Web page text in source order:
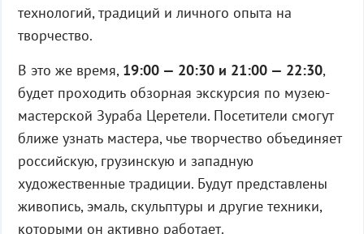
технологий, традиций и личного опыта на
творчество.
В это же время, 19:00 — 20:30 и 21:00 — 22:30,
будет проходить обзорная экскурсия по музею-
мастерской Зураба Церетели. Посетители смогут
ближе узнать мастера, чье творчество объединяет
российскую, грузинскую и западную
художественные традиции. Будут представлены
живопись, эмаль, скульптуры и другие техники,
которыми он активно работает.